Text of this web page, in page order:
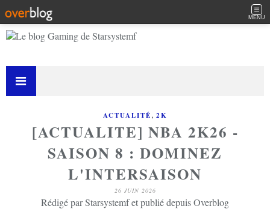
MENU
ACTUALITÉ, 2K
[ACTUALITE] NBA 2K26 -
SAISON 8 : DOMINEZ
L'INTERSAISON
26 JUIN 2026
Rédigé par Starsystemf et publié depuis Overblog